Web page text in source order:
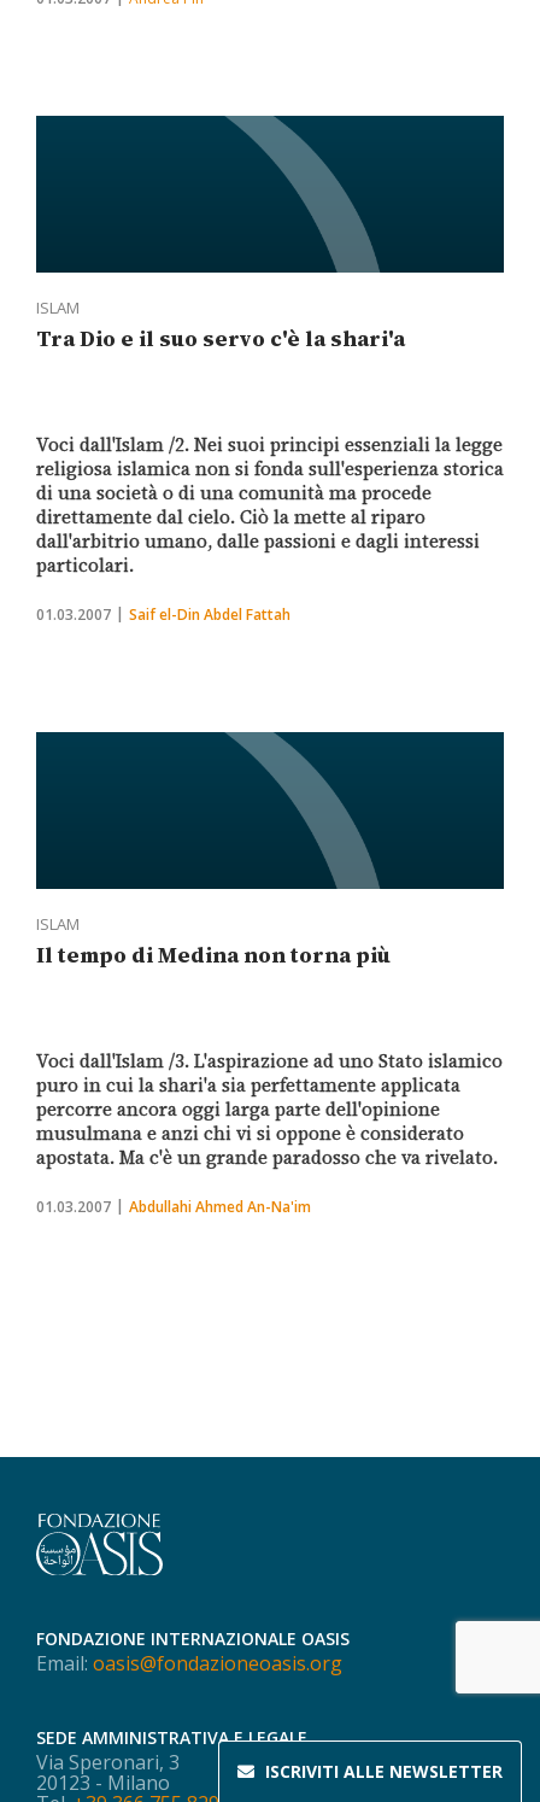
ISCRIVITI ALLE NEWSLETTER
ISLAM
Tra Dio e il suo servo c'è la shari'a
Voci dall'Islam /2. Nei suoi principi essenziali la legge
religiosa islamica non si fonda sull'esperienza storica
di una società o di una comunità ma procede
direttamente dal cielo. Ciò la mette al riparo
dall'arbitrio umano, dalle passioni e dagli interessi
particolari.
01.03.2007 Saif el-Din Abdel Fattah
ISLAM
Il tempo di Medina non torna più
Voci dall'Islam /3. L'aspirazione ad uno Stato islamico
puro in cui la shari'a sia perfettamente applicata
percorre ancora oggi larga parte dell'opinione
musulmana e anzi chi vi si oppone è considerato
apostata. Ma c'è un grande paradosso che va rivelato.
01.03.2007 Abdullahi Ahmed An-Na'im
FONDAZIONE INTERNAZIONALE OASIS
Email: oasis@fondazioneoasis.org
SEDE AMMINISTRATIVA E LEGALE
Via Speronari, 3
20123 - Milano